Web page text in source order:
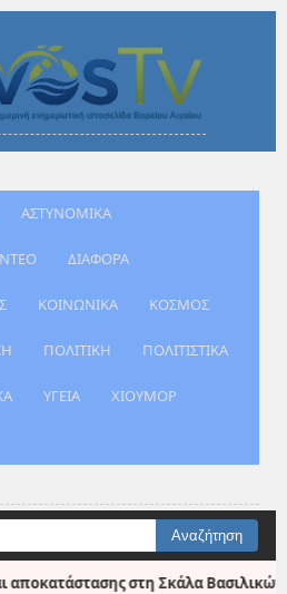
ΑΣΤΥΝΟΜΙΚΑ
ΔΙΑΦΟΡΑ
ΚΟΙΝΩΝΙΚΑ ΚΟΣΜΟΣ
ΠΟΛΙΤΙΚΗ ΠΟΛΙΤΙΣΤΙΚΑ
ΥΓΕΙΑ ΧΙΟΥΜΟΡ
στη Σκάλα Βασιλικών και